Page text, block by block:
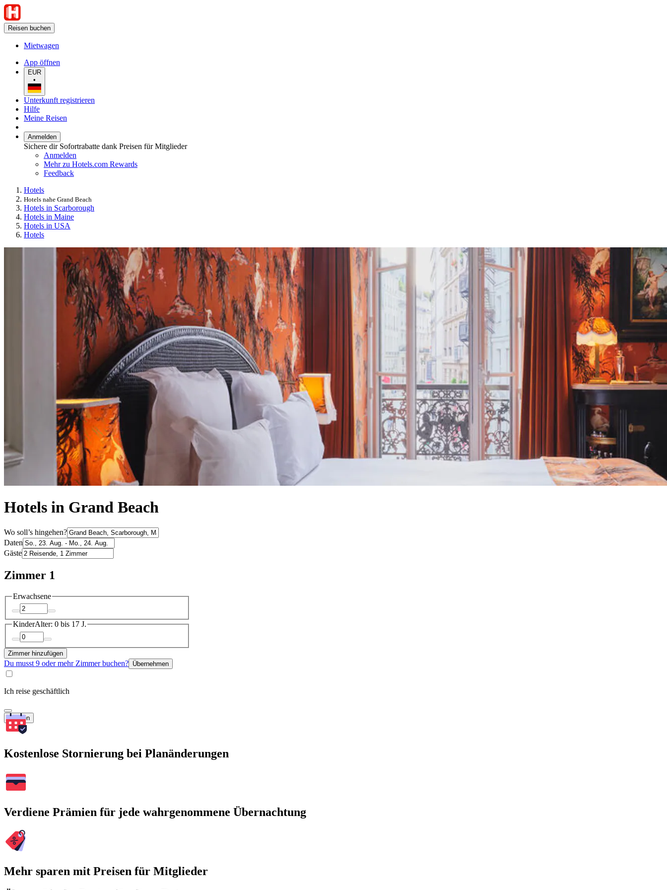
Reisen buchen
Mietwagen
App öffnen
EUR
•
Unterkunft registrieren
Hilfe
Meine Reisen
Anmelden
Sichere dir Sofortrabatte dank Preisen für Mitglieder
Anmelden
Mehr zu Hotels.com Rewards
Feedback
Hotels
Hotels nahe Grand Beach
Hotels in Scarborough
Hotels in Maine
Hotels in USA
Hotels
Hotels in Grand Beach
Wo soll’s hingehen?
Daten
Gäste
Zimmer 1
Erwachsene
KinderAlter: 0 bis 17 J.
Zimmer hinzufügen
Du musst 9 oder mehr Zimmer buchen? Übernehmen
Ich reise geschäftlich
Suchen
Kostenlose Stornierung bei Planänderungen
Verdiene Prämien für jede wahrgenommene Übernachtung
Mehr sparen mit Preisen für Mitglieder